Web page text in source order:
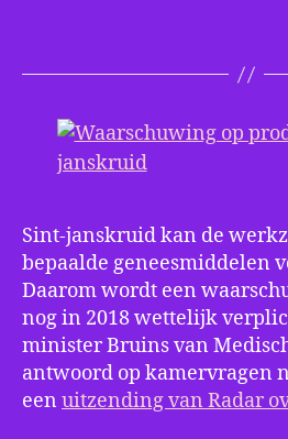
Sint-janskruid kan de
bepaalde geneesmiddelen
Daarom wordt een
nog in 2018 wettelijk
minister Bruins van
antwoord op kamervragen
een uitzending van Radar